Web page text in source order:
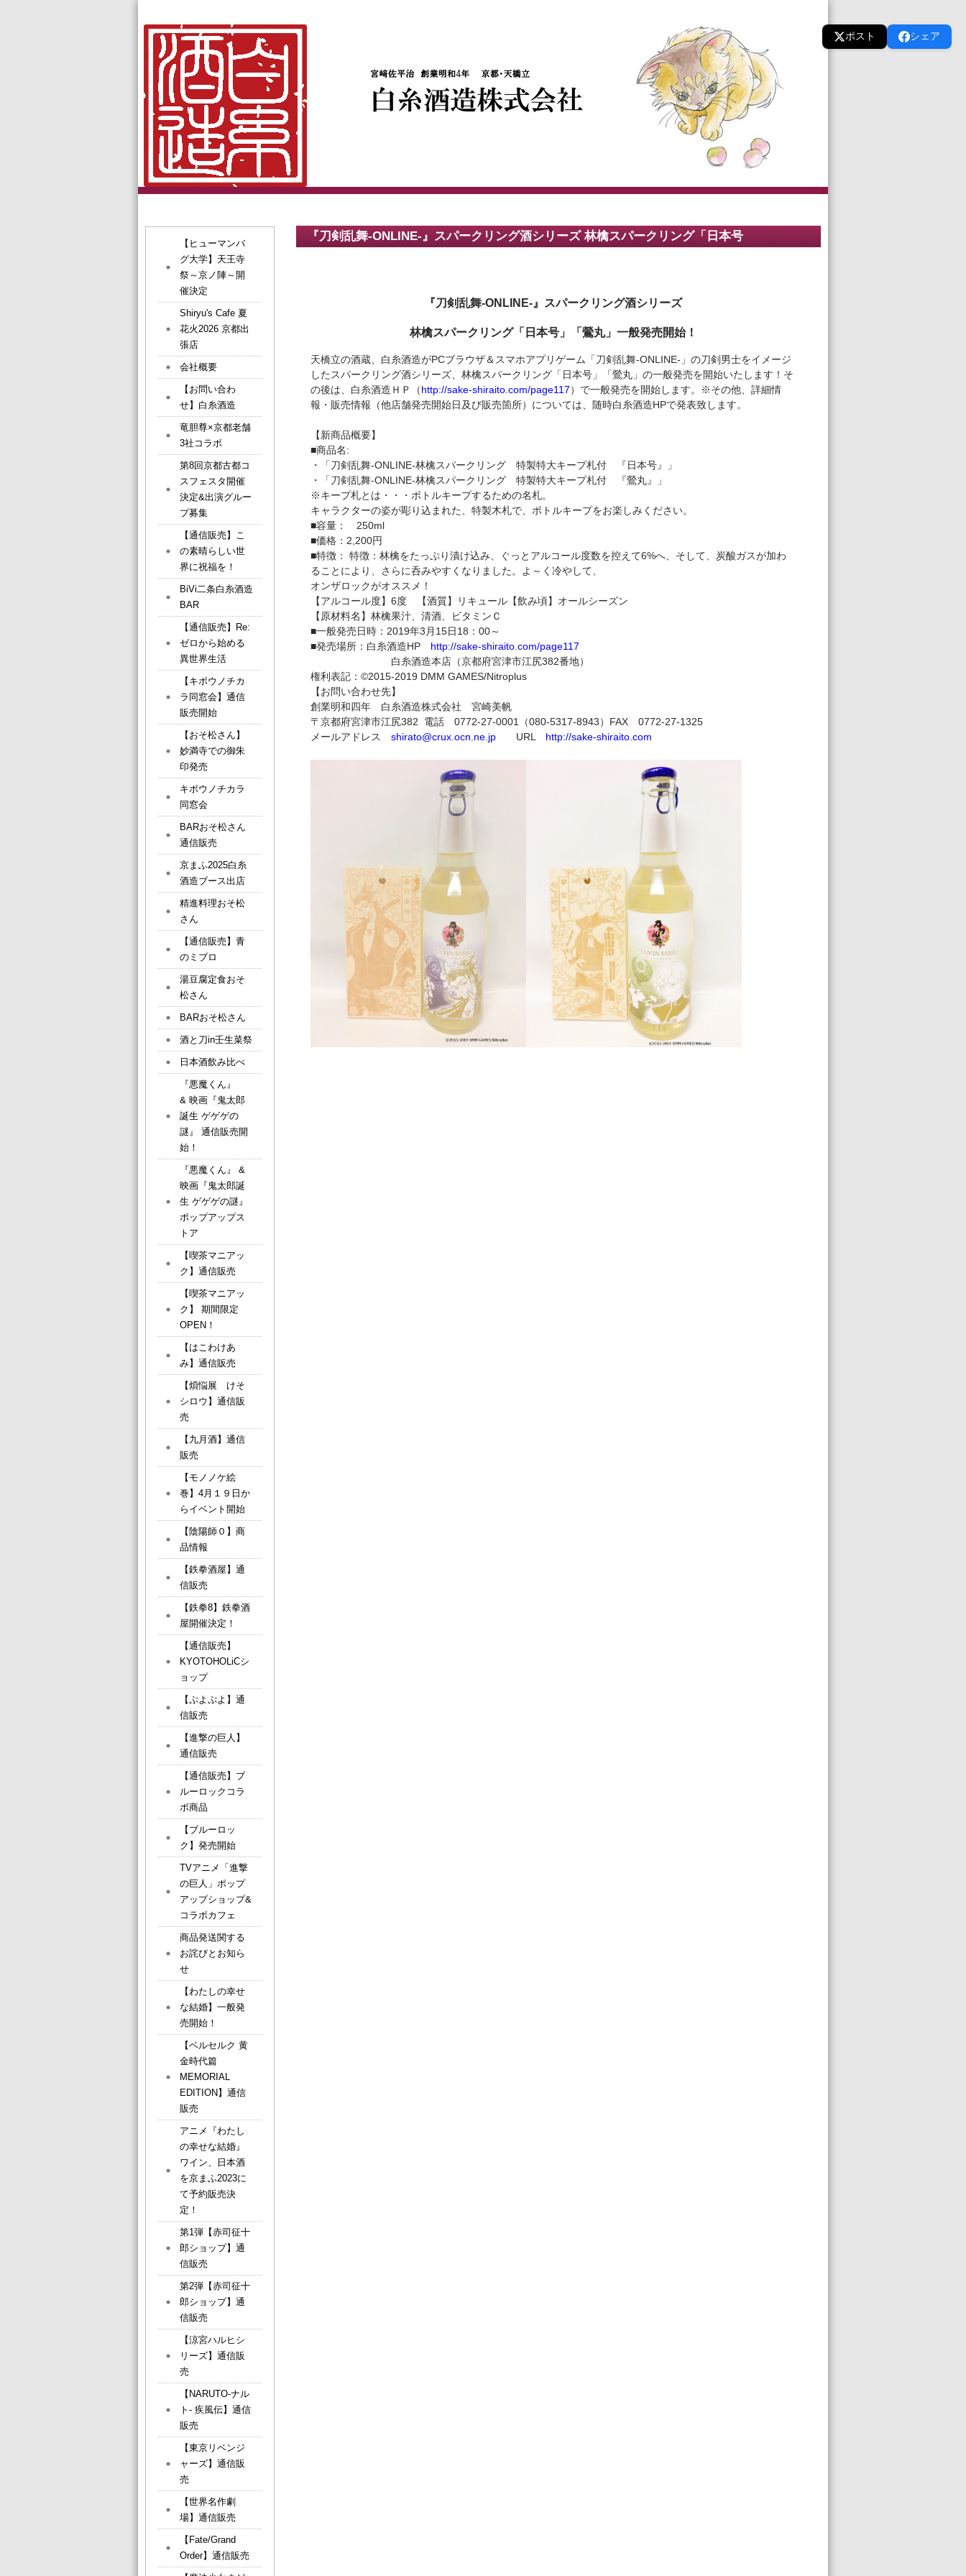
ポスト シェア
『刀剣乱舞-ONLINE-』スパークリング酒シリーズ 林檎スパークリング「日本号
『刀剣乱舞-ONLINE-』スパークリング酒シリーズ
林檎スパークリング「日本号」「鶯丸」一般発売開始！
天橋立の酒蔵、白糸酒造がPCブラウザ＆スマホアプリゲーム「刀剣乱舞-ONLINE-」の刀剣男士をイメージ
したスパークリング酒シリーズ、林檎スパークリング「日本号」「鶯丸」の一般発売を開始いたします！そ
の後は、白糸酒造ＨＰ（http://sake-shiraito.com/page117）で一般発売を開始します。※その他、詳細情
報・販売情報（他店舗発売開始日及び販売箇所）については、随時白糸酒造HPで発表致します。
【新商品概要】
■商品名:
・「刀剣乱舞-ONLINE-林檎スパークリング 特製特大キープ札付 『日本号』」
・「刀剣乱舞-ONLINE-林檎スパークリング 特製特大キープ札付 『鶯丸』」
※キープ札とは・・・ボトルキープするための名札。
キャラクターの姿が彫り込まれた、特製木札で、ボトルキープをお楽しみください。
■容量： 250ml
■価格：2,200円
■特徴： 特徴：林檎をたっぷり漬け込み、ぐっとアルコール度数を控えて6%へ、そして、炭酸ガスが加わ
ることにより、さらに呑みやすくなりました。よ～く冷やして、
オンザロックがオススメ！
【アルコール度】6度 【酒質】リキュール【飲み頃】オールシーズン
【原材料名】林檎果汁、清酒、ビタミンＣ
■一般発売日時：2019年3月15日18：00～
■発売場所：白糸酒造HP http://sake-shiraito.com/page117
白糸酒造本店（京都府宮津市江尻382番地）
権利表記：©2015-2019 DMM GAMES/Nitroplus
【お問い合わせ先】
創業明和四年 白糸酒造株式会社 宮崎美帆
〒京都府宮津市江尻382 電話 0772-27-0001（080-5317-8943）FAX 0772-27-1325
メールアドレス shirato@crux.ocn.ne.jp URL http://sake-shiraito.com
【ヒューマンバ
グ大学】天王寺
祭～京ノ陣～開
催決定
Shiryu's Cafe 夏
花火2026 京都出
張店
会社概要
【お問い合わ
せ】白糸酒造
竜胆尊×京都老舗
3社コラボ
第8回京都古都コ
スフェスタ開催
決定&出演グルー
プ募集
【通信販売】こ
の素晴らしい世
界に祝福を！
BiVi二条白糸酒造
BAR
【通信販売】Re:
ゼロから始める
異世界生活
【キボウノチカ
ラ同窓会】通信
販売開始
【おそ松さん】
妙満寺での御朱
印発売
キボウノチカラ
同窓会
BARおそ松さん
通信販売
京まふ2025白糸
酒造ブース出店
精進料理おそ松
さん
【通信販売】青
のミブロ
湯豆腐定食おそ
松さん
BARおそ松さん
酒と刀in壬生菜祭
日本酒飲み比べ
『悪魔くん』
& 映画『鬼太郎
誕生 ゲゲゲの
謎』 通信販売開
始！
『悪魔くん』 &
映画『鬼太郎誕
生 ゲゲゲの謎』
ポップアップス
トア
【喫茶マニアッ
ク】通信販売
【喫茶マニアッ
ク】 期間限定
OPEN！
【はこわけあ
み】通信販売
【煩悩展 けそ
シロウ】通信販
売
【九月酒】通信
販売
【モノノケ絵
巻】4月１９日か
らイベント開始
【陰陽師０】商
品情報
【鉄拳酒屋】通
信販売
【鉄拳8】鉄拳酒
屋開催決定！
【通信販売】
KYOTOHOLiCシ
ョップ
【ぷよぷよ】通
信販売
【進撃の巨人】
通信販売
【通信販売】ブ
ルーロックコラ
ボ商品
【ブルーロッ
ク】発売開始
TVアニメ「進撃
の巨人」ポップ
アップショップ&
コラボカフェ
商品発送関する
お詫びとお知ら
せ
【わたしの幸せ
な結婚】一般発
売開始！
【ベルセルク 黄
金時代篇
MEMORIAL
EDITION】通信
販売
アニメ『わたし
の幸せな結婚』
ワイン、日本酒
を京まふ2023に
て予約販売決
定！
第1弾【赤司征十
郎ショップ】通
信販売
第2弾【赤司征十
郎ショップ】通
信販売
【涼宮ハルヒシ
リーズ】通信販
売
【NARUTO-ナル
ト- 疾風伝】通信
販売
【東京リベンジ
ャーズ】通信販
売
【世界名作劇
場】通信販売
【Fate/Grand
Order】通信販売